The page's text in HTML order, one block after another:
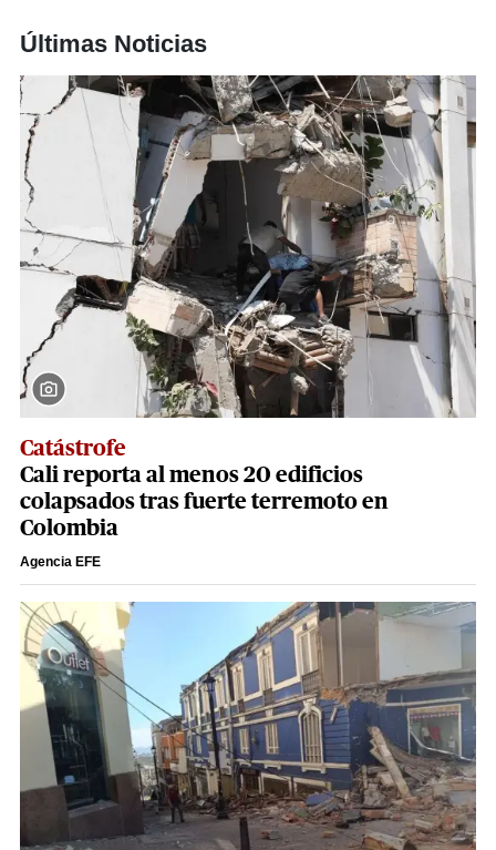
Últimas Noticias
Catástrofe
Cali reporta al menos 20 edificios
colapsados tras fuerte terremoto en
Colombia
Agencia EFE